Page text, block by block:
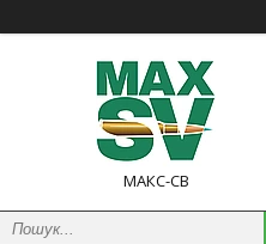
МАКС-СВ